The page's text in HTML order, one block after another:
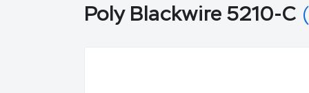
Poly Blackwire 5210-C